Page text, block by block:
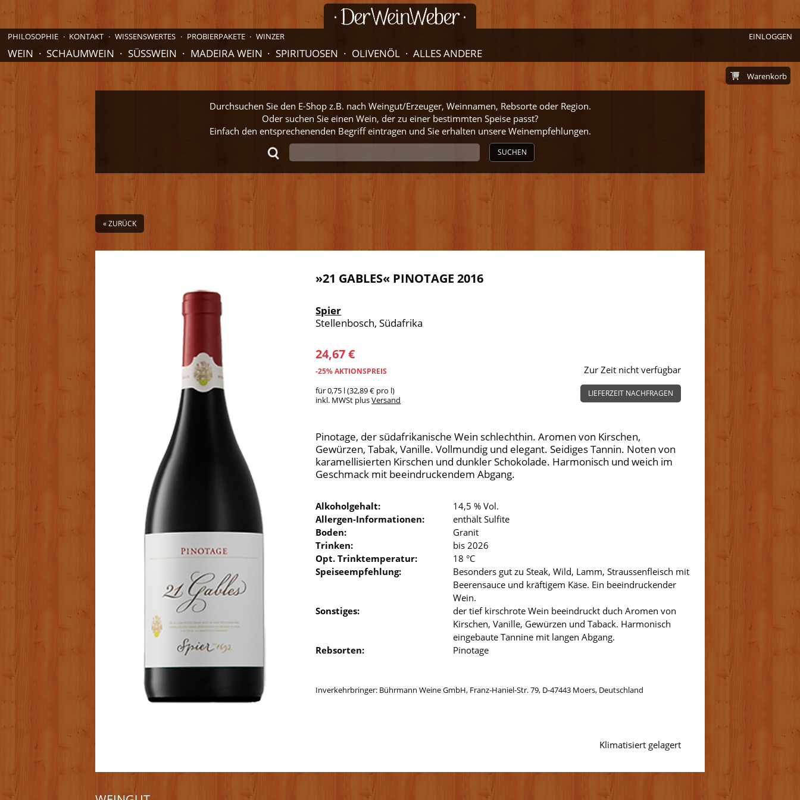
EINLOGGEN
PHILOSOPHIE KONTAKT WISSENSWERTES PROBIERPAKETE WINZER
WEIN SCHAUMWEIN SÜSSWEIN MADEIRA WEIN SPIRITUOSEN OLIVENÖL ALLES ANDERE
Durchsuchen Sie den E-Shop z.B. nach Weingut/Erzeuger, Weinnamen, Rebsorte oder Region.
Oder suchen Sie einen Wein, der zu einer bestimmten Speise passt?
Einfach den entsprechenenden Begriff eintragen und Sie erhalten unsere Weinempfehlungen.
SUCHEN
Warenkorb
« ZURÜCK
»21 GABLES« PINOTAGE 2016
Spier
Stellenbosch, Südafrika
24,67 €
-25% AKTIONSPREIS
für 0,75 l (32,89 € pro l)
inkl. MWSt plusVersand
Zur Zeit nicht verfügbar
LIEFERZEIT NACHFRAGEN
Pinotage, der südafrikanische Wein schlechthin. Aromen von Kirschen,
Gewürzen, Tabak, Vanille. Vollmundig und elegant. Seidiges Tannin. Noten von
karamellisierten Kirschen und dunkler Schokolade. Harmonisch und weich im
Geschmack mit beeindruckendem Abgang.
Alkoholgehalt:
14,5 % Vol.
Allergen-Informationen:
enthält Sulfite
Boden:
Granit
Trinken:
bis 2026
Opt. Trinktemperatur:
18 °C
Speiseempfehlung:
Besonders gut zu Steak, Wild, Lamm, Straussenfleisch mit
Beerensauce und kräftigem Käse. Ein beeindruckender
Wein.
Sonstiges:
der tief kirschrote Wein beeindruckt duch Aromen von
Kirschen, Vanille, Gewürzen und Taback. Harmonisch
eingebaute Tannine mit langen Abgang.
Rebsorten:
Pinotage
Inverkehrbringer: Bührmann Weine GmbH, Franz-Haniel-Str. 79, D-47443 Moers, Deutschland
Klimatisiert gelagert